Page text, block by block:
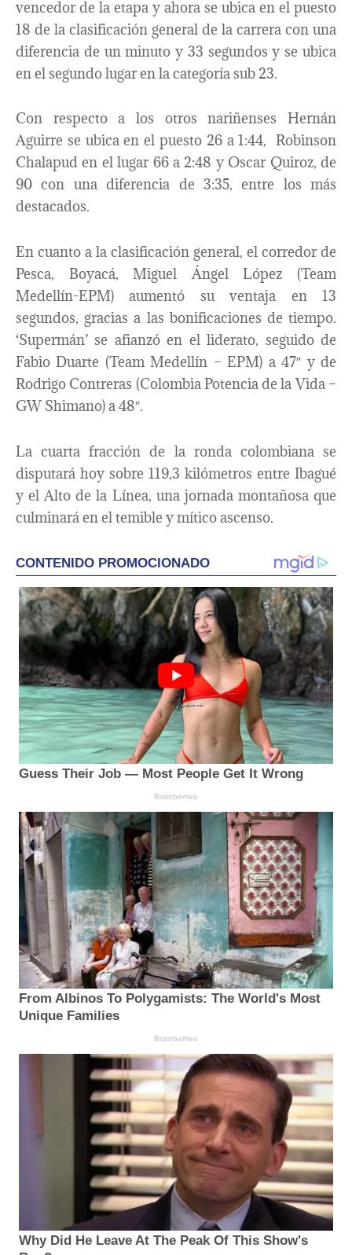
vencedor de la etapa y ahora se ubica en el puesto
18 de la clasificación general de la carrera con una
diferencia de un minuto y 33 segundos y se ubica
en el segundo lugar en la categoría sub 23.
Con respecto a los otros nariñenses Hernán
Aguirre se ubica en el puesto 26 a 1:44, Robinson
Chalapud en el lugar 66 a 2:48 y Oscar Quiroz, de
90 con una diferencia de 3:35, entre los más
destacados.
En cuanto a la clasificación general, el corredor de
Pesca, Boyacá, Miguel Ángel López (Team
Medellín-EPM) aumentó su ventaja en 13
segundos, gracias a las bonificaciones de tiempo.
‘Supermán’ se afianzó en el liderato, seguido de
Fabio Duarte (Team Medellín – EPM) a 47″ y de
Rodrigo Contreras (Colombia Potencia de la Vida –
GW Shimano) a 48″.
La cuarta fracción de la ronda colombiana se
disputará hoy sobre 119,3 kilómetros entre Ibagué
y el Alto de la Línea, una jornada montañosa que
culminará en el temible y mítico ascenso.